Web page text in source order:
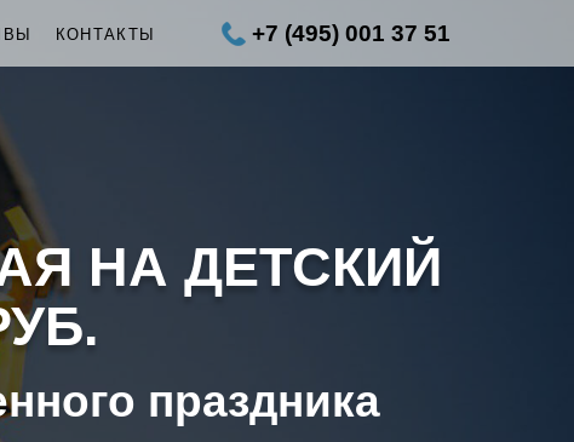
КОНТАКТЫ +7 (495) 001 37 51
НА ДЕТСКИЙ
праздника